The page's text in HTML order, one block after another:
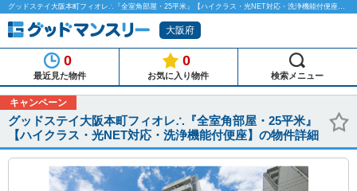
グッドステイ大阪本町フィオレ∴『全室角部屋・25平米』【ハイクラス・光NET対応・洗浄機能付便座】のマンスリーマンション物件詳細「グッドマンスリー」
大阪府
0
最近見た物件
0
お気に入り物件 検索メニュー
キャンペーン
グッドステイ大阪本町フィオレ∴『全室角部屋・25平米』
【ハイクラス・光NET対応・洗浄機能付便座】の物件詳細